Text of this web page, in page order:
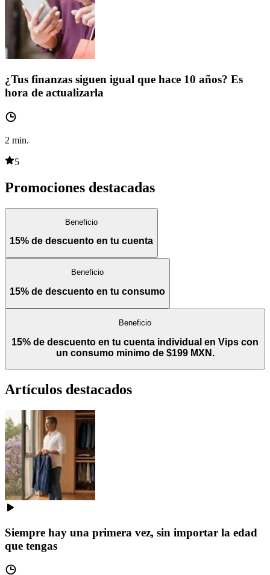
¿Tus finanzas siguen igual que hace 10 años? Es
hora de actualizarla
2 min.
5
Promociones destacadas
Beneficio
15% de descuento en tu cuenta
Beneficio
15% de descuento en tu consumo
Beneficio
15% de descuento en tu cuenta individual en Vips con
un consumo minimo de $199 MXN.
Artículos destacados
Siempre hay una primera vez, sin importar la edad
que tengas